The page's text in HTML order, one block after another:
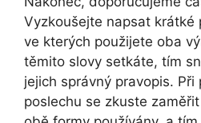
Vyzkoušejte napsat krátké
ve kterých použijete oba
těmito slovy setkáte, tím
jejich správný pravopis.
poslechu se zkuste